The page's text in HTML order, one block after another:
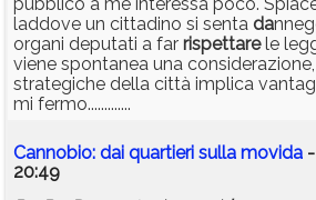
pubblico a me interessa poco.
laddove un cittadino si senta da
organi deputati a far rispettarele
viene spontanea una
strategiche della città implica
mi fermo.............
Cannobio: dai quartieri sulla movida
20:49